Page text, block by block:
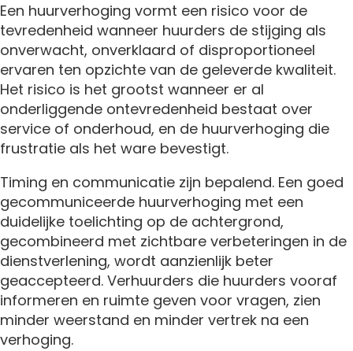
Een huurverhoging vormt een risico voor de
tevredenheid wanneer huurders de stijging als
onverwacht, onverklaard of disproportioneel
ervaren ten opzichte van de geleverde kwaliteit.
Het risico is het grootst wanneer er al
onderliggende ontevredenheid bestaat over
service of onderhoud, en de huurverhoging die
frustratie als het ware bevestigt.
Timing en communicatie zijn bepalend. Een goed
gecommuniceerde huurverhoging met een
duidelijke toelichting op de achtergrond,
gecombineerd met zichtbare verbeteringen in de
dienstverlening, wordt aanzienlijk beter
geaccepteerd. Verhuurders die huurders vooraf
informeren en ruimte geven voor vragen, zien
minder weerstand en minder vertrek na een
verhoging.